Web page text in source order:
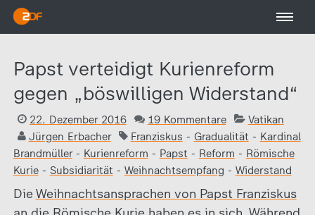
Papst verteidigt Kurienreform
gegen „böswilligen Widerstand“
22. Dezember 2016 19 Kommentare
Vatikan
Jürgen Erbacher
Franziskus - Gradualität - Kardinal
Brandmüller- Kurienreform - Papst - Reform - Römische
Kurie- Subsidiarität - Weihnachtsempfang - Widerstand
Die Weihnachtsansprachen von Papst Franziskus